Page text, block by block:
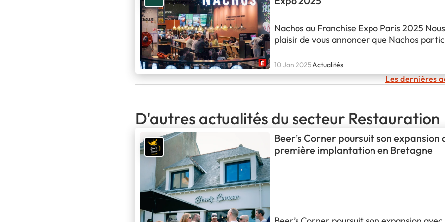
Nachos au Franchise Expo Paris 2025
plaisir de vous annoncer que Nachos
incontournable pour les entrepreneurs et
tiendra les 15, 16 et 17 mars à Paris, au
Expositions de la Porte de…
10 Jan 2025Actualités
Les dernières
D'autres actualités du secteur Restauration
Beer’s Corner poursuit son expansion
première implantation en Bretagne